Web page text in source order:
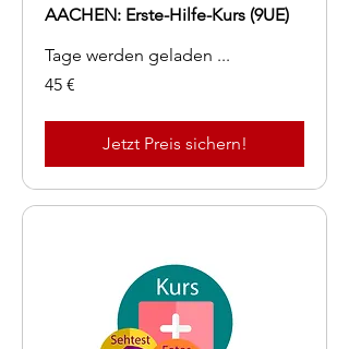
AACHEN: Erste-Hilfe-Kurs (9UE)
Tage werden geladen ...
45
Euro
45 €
Jetzt Preis sichern!